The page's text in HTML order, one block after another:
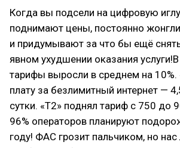
Когда вы подсели на цифровую
поднимают цены, постоянно
и придумывают за что бы ещё
явном ухудшении оказания
тарифы выросли в среднем на 10%.
плату за безлимитный интернет —
сутки. «Т2» поднял тариф с 750 до
96% операторов планируют
году! ФАС грозит пальчиком, но